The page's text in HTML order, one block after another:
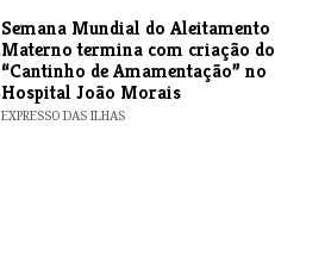
Semana Mundial do Aleitamento
Materno termina com criação do
“Cantinho de Amamentação” no
Hospital João Morais
EXPRESSO DAS ILHAS